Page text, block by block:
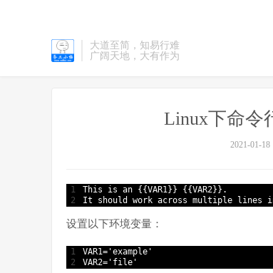
大道至简，知易行难
广阔天地，大有作为
Linux下命令
2021-01-18
1
2
This is an { {VAR1} } { {VAR2} } .
It
should work across multiple lines
设置以下环境变量：
1
2
VAR1= 'example'
VAR2= 'file'